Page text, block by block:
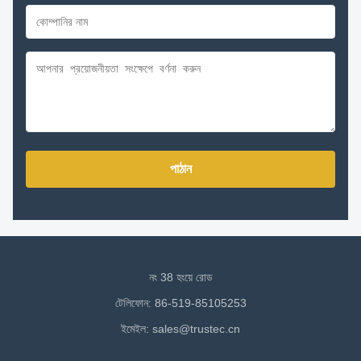
পাঠান
নং 38 হংয়ে রোড
টেলিফোন: 86-519-85105253
ইমেইল: sales@trustec.cn